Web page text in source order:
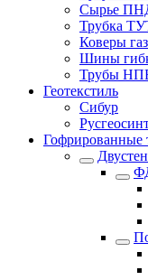
Сырье
Трубка
Коверы
Шины
Трубы
Геотекстиль
Сибур
Гофрированные